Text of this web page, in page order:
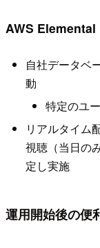
AWS
自社データベ
動
特定のユ
リアルタイム
視聴（当日の
定し実施
運用開始後の便